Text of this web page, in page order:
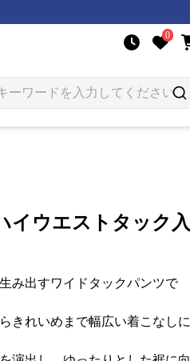
0
イウエストタック入
み出すワイドタックパンツで
きれいめまで幅広い着こなしに